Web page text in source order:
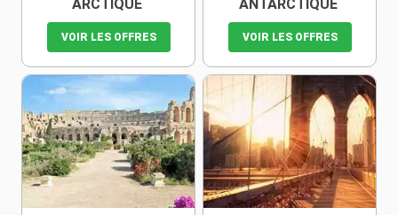
ARCTIQUE
VOIR LES OFFRES
ANTARCTIQUE
VOIR LES OFFRES